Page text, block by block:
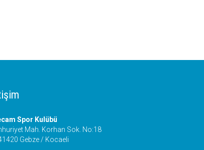
Spor Kulübü
Mah. Korhan Sok. No:18
Gebze / Kocaeli